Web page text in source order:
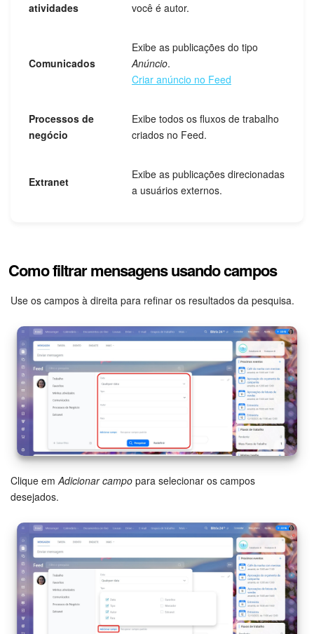
Novidades do Helpdesk (arquivo)
LOGIN
atividades
você é autor.
Comunicados
Exibe as publicações do tipo
Anúncio.
Criar anúncio no Feed
Processos de
negócio
Exibe todos os fluxos de trabalho
criados no Feed.
Extranet
Exibe as publicações direcionadas
a usuários externos.
Como filtrar mensagens usando campos
Use os campos à direita para refinar os resultados da pesquisa.
Clique emAdicionar campo para selecionar os campos
desejados.